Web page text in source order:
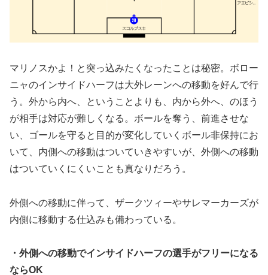
マリノスかよ！と突っ込みたくなったことは秘密。ボロー
ニャのインサイドハーフは大外レーンへの移動を好んで行
う。外から内へ、ということよりも、内から外へ、のほう
が相手は対応が難しくなる。ボールを奪う、前進させな
い、ゴールを守ると目的が変化していくボール非保持にお
いて、内側への移動はついていきやすいが、外側への移動
はついていくにくいことも真なりだろう。
外側への移動に伴って、ザークツィーやサレマーカーズが
内側に移動する仕込みも備わっている。
・外側への移動でインサイドハーフの選手がフリーになる
ならOK